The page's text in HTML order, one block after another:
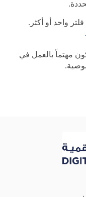
واحد أو أكثر.
مهتماً بالعمل في